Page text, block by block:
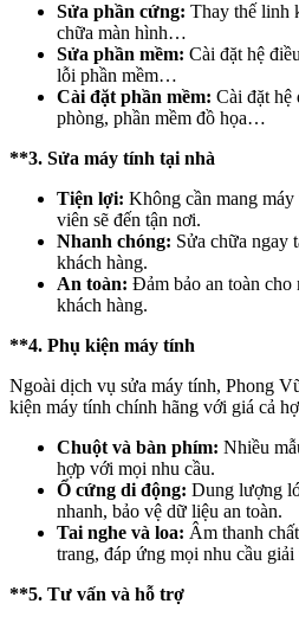
Sửa phần cứng: Thay thế linh
chữa màn hình…
Sửa phần mềm: Cài đặt hệ
lỗi phần mềm…
Cài đặt phần mềm: Cài đặt hệ
phòng, phần mềm đồ họa…
**3. Sửa máy tính tại nhà
Tiện lợi: Không cần mang
viên sẽ đến tận nơi.
Nhanh chóng: Sửa chữa ngay
khách hàng.
An toàn: Đảm bảo an toàn cho
khách hàng.
**4. Phụ kiện máy tính
Ngoài dịch vụ sửa máy tính, Phong
kiện máy tính chính hãng với giá cả
Chuột và bàn phím: Nhiều
hợp với mọi nhu cầu.
Ổ cứng di động: Dung lượng
nhanh, bảo vệ dữ liệu an toàn.
Tai nghe và loa: Âm thanh
trang, đáp ứng mọi nhu cầu giải
**5. Tư vấn và hỗ trợ